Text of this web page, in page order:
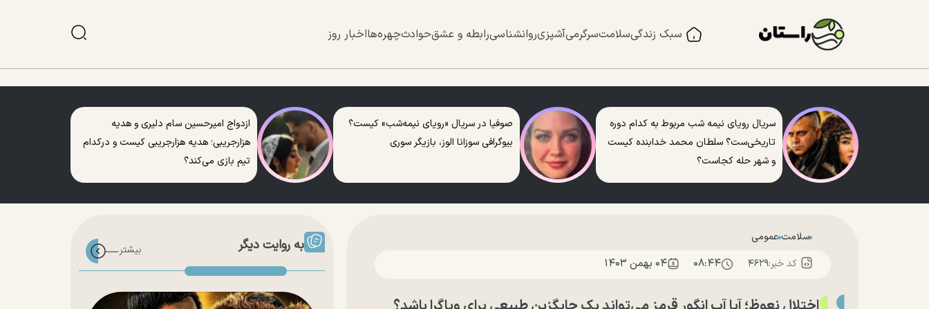
سبک زندگیسلامتسرگرمیآشپزیروانشناسیرابطه و عشقحوادثچهره‌هااخبار روز
سریال رویای نیمه شب مربوط به کدام دوره
تاریخی‌ست؟ سلطان محمد خدابنده کیست
و شهر حله کجاست؟
صوفیا در سریال «رویای نیمه‌شب» کیست؟
بیوگرافی سوزانا الوز، بازیگر سوری
ازدواج امیرحسین سام دلیری و هدیه
هزارجریبی؛ هدیه هزارجریبی کیست و درکدام
تیم بازی می‌کند؟
سلامت عمومی
کد خبر:۴۶۲۹ ۰۸:۴۴ ۰۴ بهمن ۱۴۰۳
به روایت دیگر